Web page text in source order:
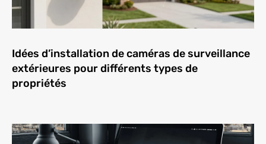
Idées d’installation de caméras de surveillance
extérieures pour différents types de
propriétés